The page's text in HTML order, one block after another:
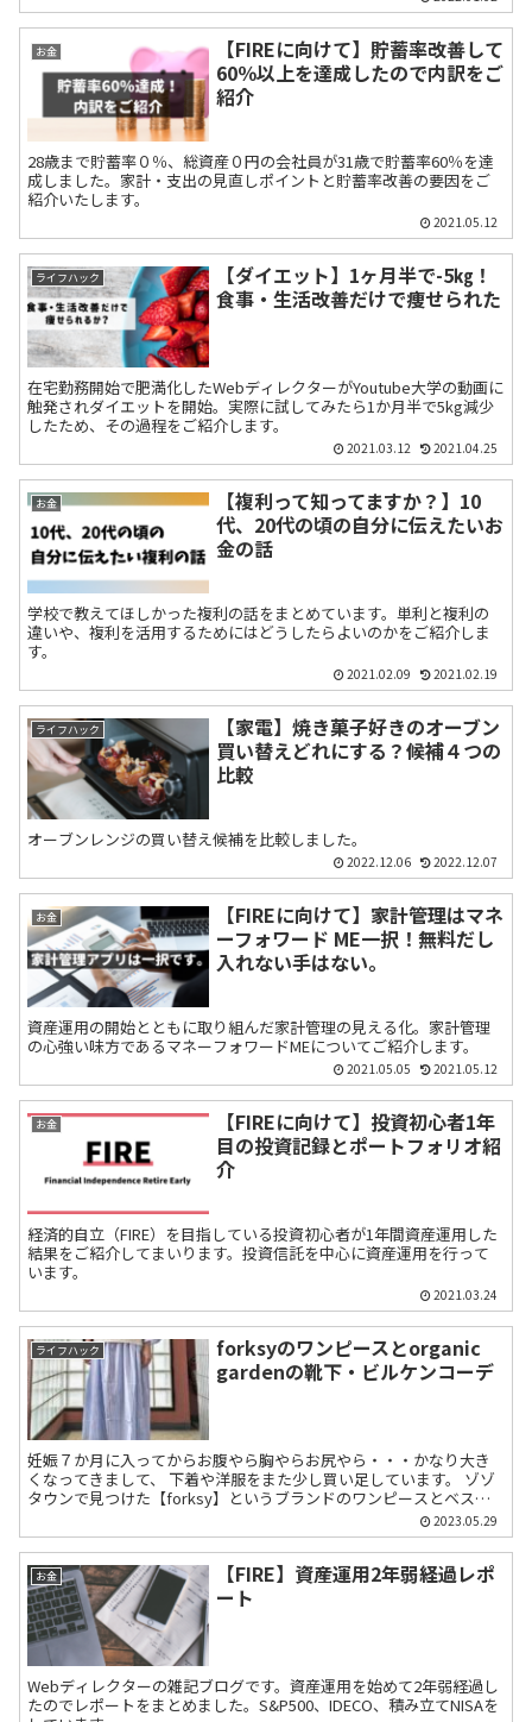
お金
【FIREに向けて】貯蓄率改善して
60％以上を達成したので内訳をご
紹介
28歳まで貯蓄率０％、総資産０円の会社員が31歳で貯蓄率60％を達
成しました。家計・支出の見直しポイントと貯蓄率改善の要因をご
紹介いたします。
2021.05.12
ライフハック
【ダイエット】1ヶ月半で-5㎏！
食事・生活改善だけで痩せられた
在宅勤務開始で肥満化したWebディレクターがYoutube大学の動画に
触発されダイエットを開始。実際に試してみたら1か月半で5kg減少
したため、その過程をご紹介します。
2021.03.12 2021.04.25
お金
【複利って知ってますか？】10
代、20代の頃の自分に伝えたいお
金の話
学校で教えてほしかった複利の話をまとめています。単利と複利の
違いや、複利を活用するためにはどうしたらよいのかをご紹介しま
す。
2021.02.09 2021.02.19
ライフハック
【家電】焼き菓子好きのオーブン
買い替えどれにする？候補４つの
比較
オーブンレンジの買い替え候補を比較しました。
2022.12.06 2022.12.07
お金
【FIREに向けて】家計管理はマネ
ーフォワード ME一択！無料だし
入れない手はない。
資産運用の開始とともに取り組んだ家計管理の見える化。家計管理
の心強い味方であるマネーフォワードMEについてご紹介します。
2021.05.05 2021.05.12
お金
【FIREに向けて】投資初心者1年
目の投資記録とポートフォリオ紹
介
経済的自立（FIRE）を目指している投資初心者が1年間資産運用した
結果をご紹介してまいります。投資信託を中心に資産運用を行って
います。
2021.03.24
ライフハック
forksyのワンピースとorganic
gardenの靴下・ビルケンコーデ
妊娠７か月に入ってからお腹やら胸やらお尻やら・・・かなり大き
くなってきまして、 下着や洋服をまた少し買い足しています。 ゾゾ
タウンで見つけた【forksy】というブランドのワンピースとベスト
2023.05.29
お金
【FIRE】資産運用2年弱経過レポ
ート
Webディレクターの雑記ブログです。資産運用を始めて2年弱経過し
たのでレポートをまとめました。S&P500、IDECO、積み立てNISAを